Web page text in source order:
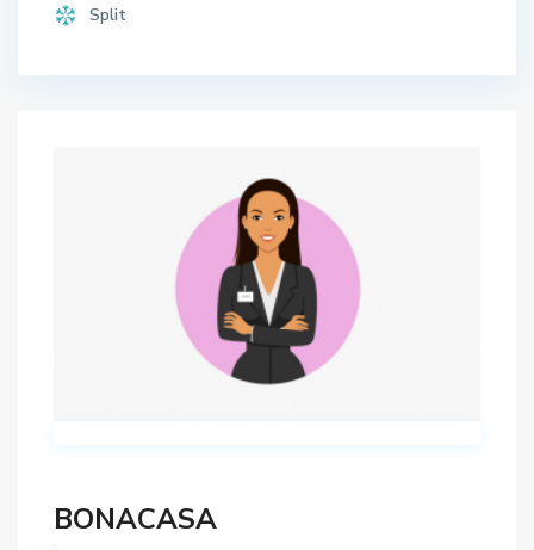
Split
BONACASA